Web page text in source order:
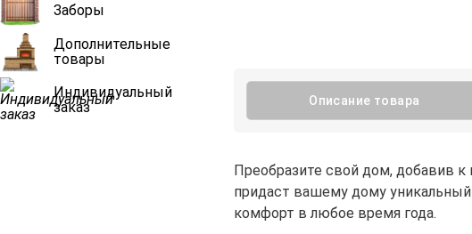
Заборы
Дополнительные
товары
Индивидуальный
заказ
Описание товара
Преобразите свой дом, добавив к
придаст вашему дому
комфорт в любое время года.